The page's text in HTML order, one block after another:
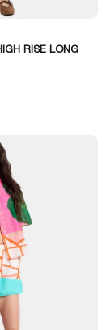
RISE LONG